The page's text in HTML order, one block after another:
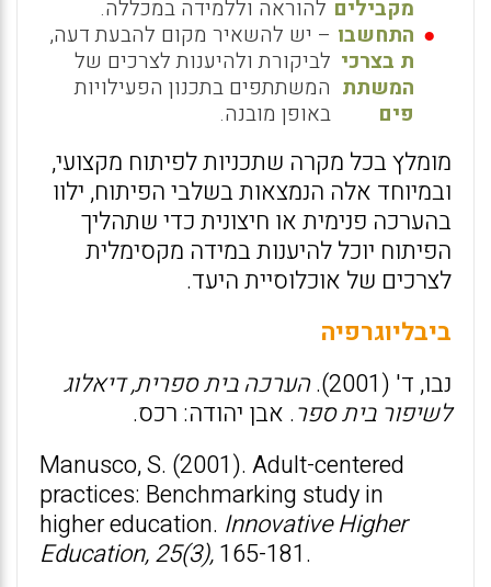
מקבילים להוראה וללמידה במכללה.
התחשבו
ת בצרכי
המשתת
פים
– יש להשאיר מקום להבעת דעה,
לביקורת ולהיענות לצרכים של
המשתתפים בתכנון הפעילויות
באופן מובנה.
מומלץ בכל מקרה שתכניות לפיתוח מקצועי,
ובמיוחד אלה הנמצאות בשלבי הפיתוח, ילוו
בהערכה פנימית או חיצונית כדי שתהליך
הפיתוח יוכל להיענות במידה מקסימלית
לצרכים של אוכלוסיית היעד.
ביבליוגרפיה
נבו, ד' (2001).
הערכה בית ספרית, דיאלוג
לשיפור בית ספר. אבן יהודה: רכס.
Manusco, S. (2001). Adult-centered
practices: Benchmarking study in
higher education. Innovative Higher
Education, 25(3),165-181.